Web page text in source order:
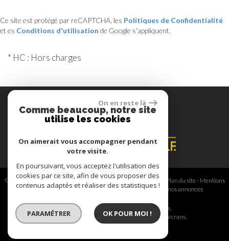
Ce site est protégé par reCAPTCHA, les Politiques de Confidentialité
et es Conditions d'utilisation de Google s'appliquent.
* HC : Hors charges
Espace propriétaire
© 2026 | Tous droits réservés | Traduction powered by Google - Plan du site - Mentions
légales-Nos honoraires-Partenaires-Admin-Toutes nos annonces
Site internet compatible multi-supports,
un seul site adaptable à tous les types d'écrans.
On en reste là
Comme beaucoup, notre site
utilise les cookies
On aimerait vous accompagner pendant
votre visite.
En poursuivant, vous acceptez l'utilisation des
cookies par ce site, afin de vous proposer des
contenus adaptés et réaliser des statistiques !
PARAMÉTRER OK POUR MOI !